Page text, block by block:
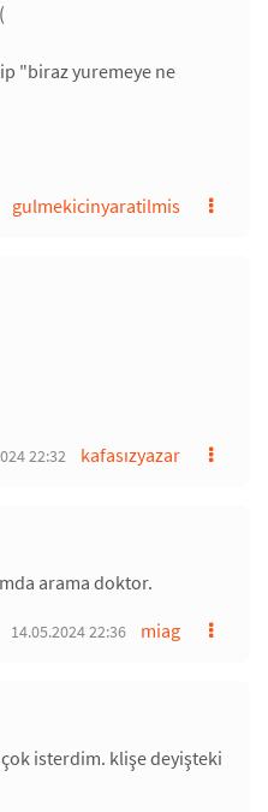
"biraz yuremeye ne
gulmekicinyaratilmis
kafasızyazar
22:32
arama doktor.
miag
14.05.2024 22:36
isterdim. klişe deyişteki